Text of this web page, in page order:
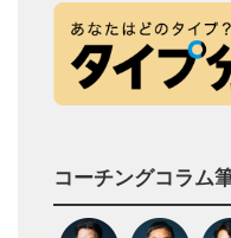
コーチングコラム